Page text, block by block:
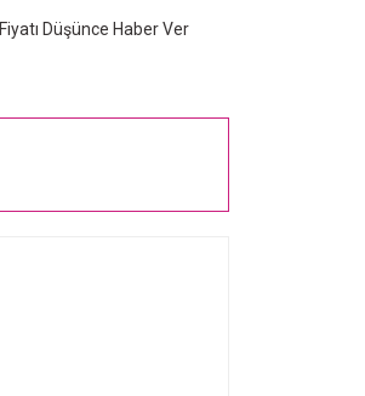
Fiyatı Düşünce Haber Ver